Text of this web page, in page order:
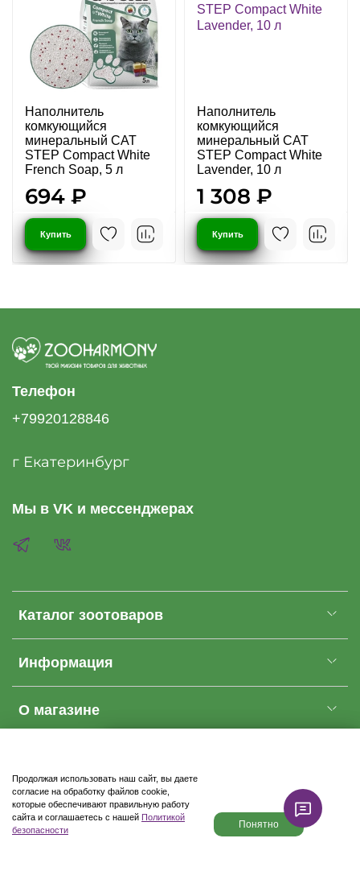
Доставка бесплатно
Наполнитель
комкующийся
минеральный CAT
STEP Compact White
French Soap, 5 л
694 ₽
Купить
Наполнитель
комкующийся
минеральный CAT
STEP Compact White
Lavender, 10 л
1 308 ₽
Купить
Каталог зоотоваров
Информация
О магазине
Телефон
+79920128846
г Екатеринбург
Мы в VK и мессенджерах
2026
Продолжая использовать наш сайт, вы даете
согласие на обработку файлов cookie,
которые обеспечивают правильную работу
сайта и соглашаетесь с нашей Политикой
безопасности
Понятно